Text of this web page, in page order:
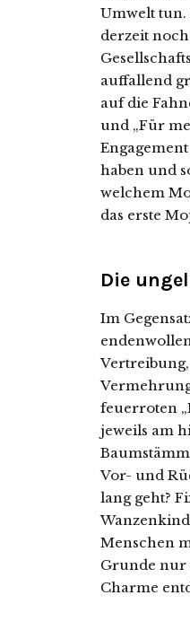
Umwelt tun.
derzeit
auffallend
auf die
und „Für
haben und
welchem
das erste
Die
Im
feuerroten
jeweils am
Vor- und
lang geht?
Menschen
Grunde nur
Charme